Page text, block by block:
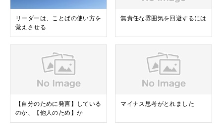
リーダーは、ことばの使い方を
覚えさせる
無責任な雰囲気を回避するには
【自分のために発言】している
のか、【他人のため】か
マイナス思考がとれました